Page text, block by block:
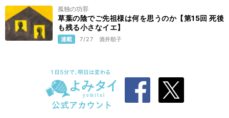
孤独の功罪
草葉の陰でご先祖様は何を思うのか【第15回 死後
も残る小さなイエ】
連載 7/27 酒井順子